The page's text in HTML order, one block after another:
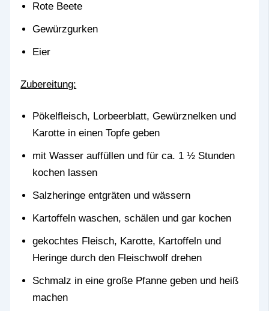
Rote Beete
Gewürzgurken
Eier
Zubereitung:
Pökelfleisch, Lorbeerblatt, Gewürznelken und
Karotte in einen Topfe geben
mit Wasser auffüllen und für ca. 1 ½ Stunden
kochen lassen
Salzheringe entgräten und wässern
Kartoffeln waschen, schälen und gar kochen
gekochtes Fleisch, Karotte, Kartoffeln und
Heringe durch den Fleischwolf drehen
Schmalz in eine große Pfanne geben und heiß
machen